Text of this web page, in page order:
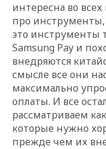
интересна во
про
это инструменты
Samsung Pay и
внедряются
смысле все они
максимально
оплаты. И все
рассматриваем
которые нужно
прежде чем их